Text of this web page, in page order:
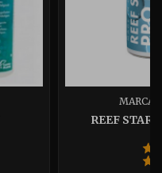
MARCA:
REEF